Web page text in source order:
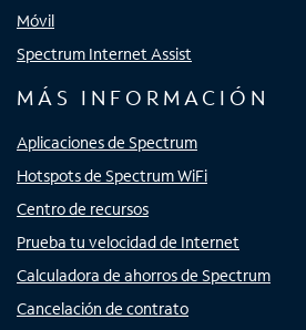
Móvil
Spectrum Internet Assist
MÁS INFORMACIÓN
Aplicaciones de Spectrum
Hotspots de Spectrum WiFi
Centro de recursos
Prueba tu velocidad de Internet
Calculadora de ahorros de Spectrum
Cancelación de contrato